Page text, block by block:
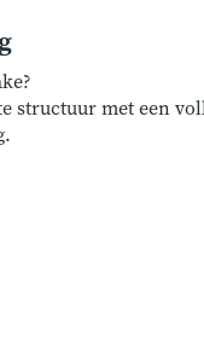
structuur met een